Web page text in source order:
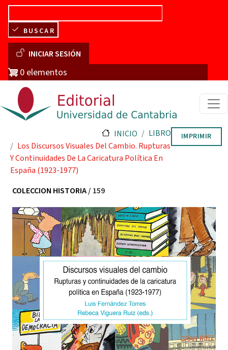
Pasar al contenido principal
BUSCAR
Menú de cuenta de usuario
INICIAR SESIÓN
0 elementos
INICIO
LIBRO
Los Discursos Visuales Del Cambio. Rupturas
Y Continuidades De La Caricatura Política En
España (1923-1977)
IMPRIMIR
COLECCION HISTORIA/ 159